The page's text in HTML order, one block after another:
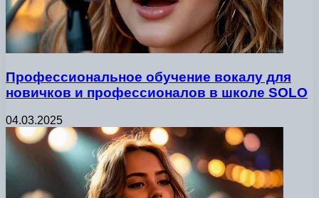
Профессиональное обучение вокалу для
новичков и профессионалов в школе SOLO
04.03.2025